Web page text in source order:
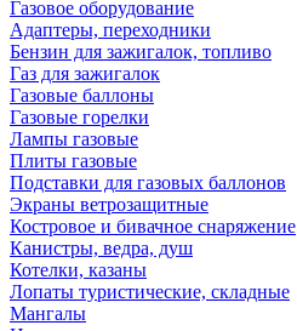
Газовое оборудование
Адаптеры, переходники
Бензин для зажигалок, топливо
Газ для зажигалок
Газовые баллоны
Газовые горелки
Лампы газовые
Плиты газовые
Подставки для газовых баллонов
Экраны ветрозащитные
Костровое и бивачное снаряжение
Канистры, ведра, душ
Котелки, казаны
Лопаты туристические, складные
Мангалы